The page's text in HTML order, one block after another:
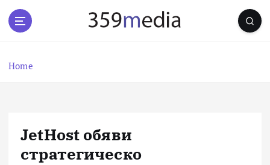
Home
JetHost обяви
стратегическо